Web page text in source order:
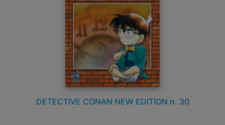
DETECTIVE CONAN NEW EDITION n. 30